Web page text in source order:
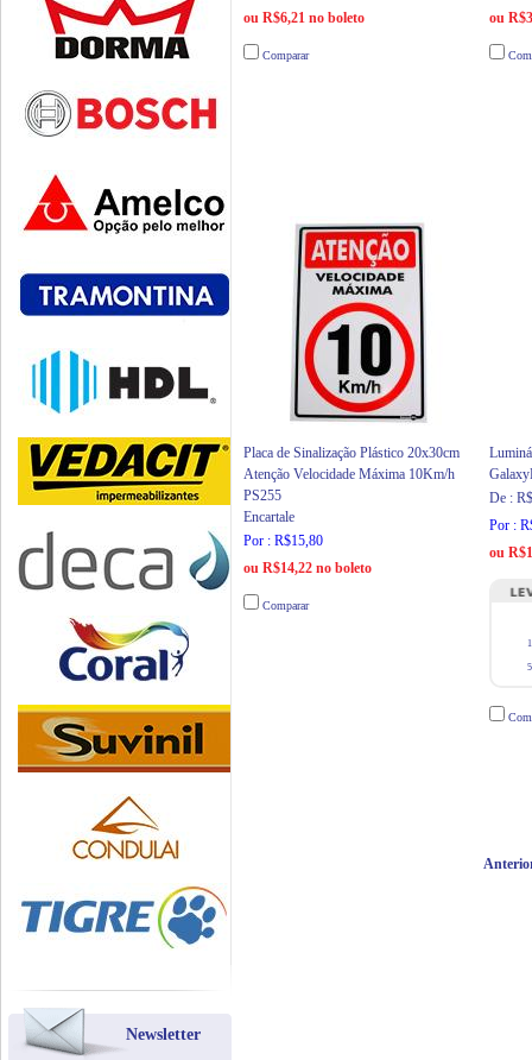
ou R$6,21 no boleto
Comparar
ou
Placa de Sinalização Plástico 20x30cm
Atenção Velocidade Máxima 10Km/h
PS255
Encartale
Por : R$15,80
ou R$14,22 no boleto
Comparar
De :
Por :
ou
Newsletter